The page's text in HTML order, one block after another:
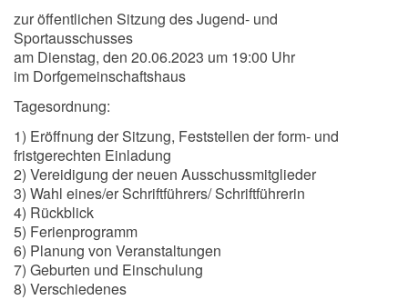
zur öffentlichen Sitzung des Jugend- und
Sportausschusses
am Dienstag, den 20.06.2023 um 19:00 Uhr
im Dorfgemeinschaftshaus
Tagesordnung:
1) Eröffnung der Sitzung, Feststellen der form- und
fristgerechten Einladung
2) Vereidigung der neuen Ausschussmitglieder
3) Wahl eines/er Schriftführers/ Schriftführerin
4) Rückblick
5) Ferienprogramm
6) Planung von Veranstaltungen
7) Geburten und Einschulung
8) Verschiedenes